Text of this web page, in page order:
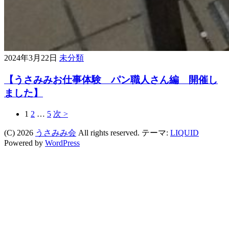
2024年3月22日 未分類
【うさみみお仕事体験 パン職人さん編 開催し
ました】
1 2 … 5 次 >
(C) 2026 うさみみ会 All rights reserved. テーマ: LIQUID
Powered by WordPress